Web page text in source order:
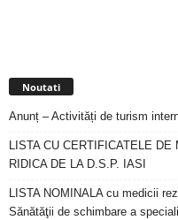
Noutati
Anunț – Activități de turism
LISTA CU CERTIFICATELE
RIDICA DE LA D.S.P. IASI
LISTA NOMINALA cu medicii
Sănătăţii de schimbare a